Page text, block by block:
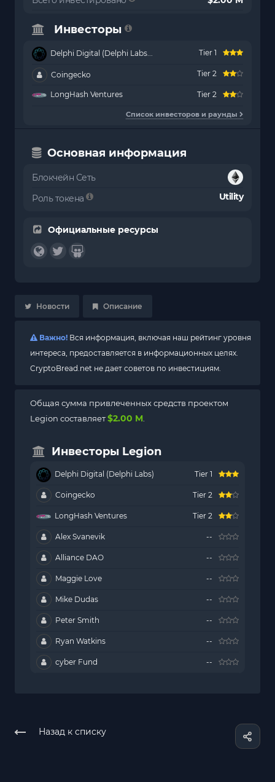
Инвесторы
Delphi Digital (Delphi Labs... Tier 1
Coingecko Tier 2
LongHash Ventures Tier 2
Список инвесторов и раунды
Основная информация
Блокчейн Сеть
Роль токена
Utility
Официальные ресурсы
Новости Описание
Важно! Вся информация, включая наш рейтинг уровня
интереса, предоставляется в информационных целях.
CryptoBread.net не дает советов по инвестициям.
Общая сумма привлеченных средств проектом
Legion составляет$2.00 M.
Инвесторы Legion
Delphi Digital (Delphi Labs) Tier 1
Coingecko Tier 2
LongHash Ventures Tier 2
Alex Svanevik --
Alliance DAO --
Maggie Love --
Mike Dudas --
Peter Smith --
Ryan Watkins --
cyber Fund --
Назад к списку